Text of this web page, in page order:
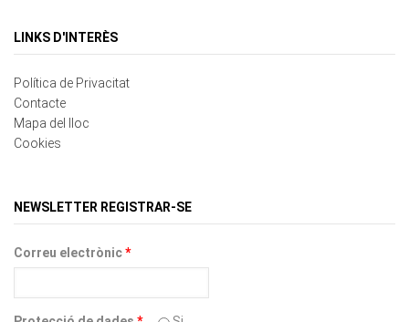
Contacte
Mapa del lloc
Cookies
Protecció de dades* Si
VIENA SERVEIS EDITORIALS, S.L. informa als usuaris en compliment del article